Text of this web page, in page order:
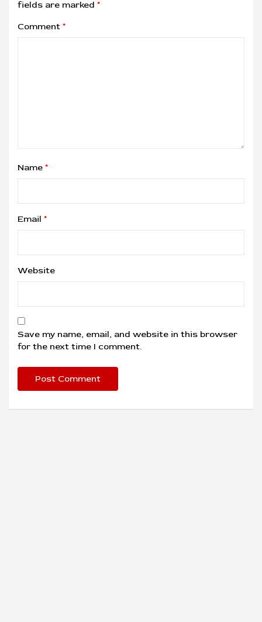
fields are marked *
Comment *
Name *
Email *
Website
Save my name, email, and website in this browser
for the next time I comment.